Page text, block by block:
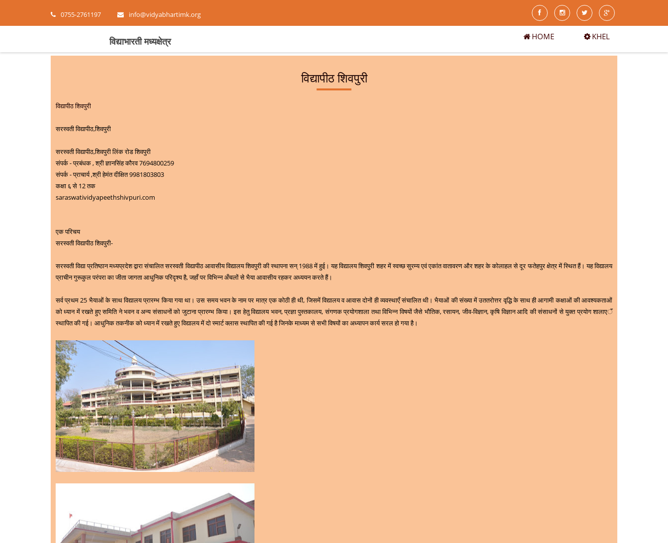
0755-2761197 info@vidyabhartimk.org
विद्याभारती मध्यक्षेत्र HOME KHEL
विद्यापीठ शिवपुरी
विद्यापीठ शिवपुरी
सरस्वती विद्यापीठ,शिवपुरी
सरस्वती विद्यापीठ,शिवपुरी लिंक रोड शिवपुरी
संपर्क - प्रबंधक , श्री ज्ञानसिंह कौरव 7694800259
संपर्क - प्राचार्य ,श्री हेमंत दीक्षित 9981803803
कक्षा ६ से 12 तक
saraswatividyapeethshivpuri.com
एक परिचय
सरस्वती विद्यापीठ शिवपुरी-
सरस्वती विद्या प्रतिष्ठान मध्यप्रदेश द्वारा संचालित सरस्वती विद्यापीठ आवासीय विद्यालय शिवपुरी की स्थापना सन् 1988 में हुई। यह विद्यालय शिवपुरी शहर में स्वच्छ सुरम्य एवं एकांत वातावरण और शहर के कोलाहल से दूर फतेहपुर क्षेत्र में स्थित हैं। यह विद्यालय
प्राचीन गुरूकुल परंपरा का जीता जागता आधुनिक परिदृश्य है, जहाँ पर विभिन्न अँचलों से भैया आवासीय रहकर अध्ययन करते हैं।
सर्व प्रथम 25 भैयाओं के साथ विद्यालय प्रारम्भ किया गया था। उस समय भवन के नाम पर मात्र एक कोठी ही थी, जिसमें विद्यालय व आवास दोनों ही व्यवस्थाएँ संचालित थी। भैयाओं की संख्या में उततरोत्तर वृद्धि के साथ ही आगामी कक्षाओं की आवश्यकताओं
को ध्यान में रखते हुए समिति ने भवन व अन्य संसाधनों को जुटाना प्रारम्भ किया। इस हेतु विद्यालय भवन, प्रज्ञा पुस्तकालय, संगणक प्रयोगशाला तथा विभिन्न विषयों जैसे भौतिक, रसायन, जीव-विज्ञान, कृषि विज्ञान आदि की संसाधनों से युक्त प्रयोग शालाएॅं
स्थापित की गई। आधुनिक तकनीक को ध्यान में रखते हुए विद्यालय में दो स्मार्ट क्लास स्थापित की गई है जिनके माध्यम से सभी विषयों का अध्यापन कार्य सरल हो गया है।